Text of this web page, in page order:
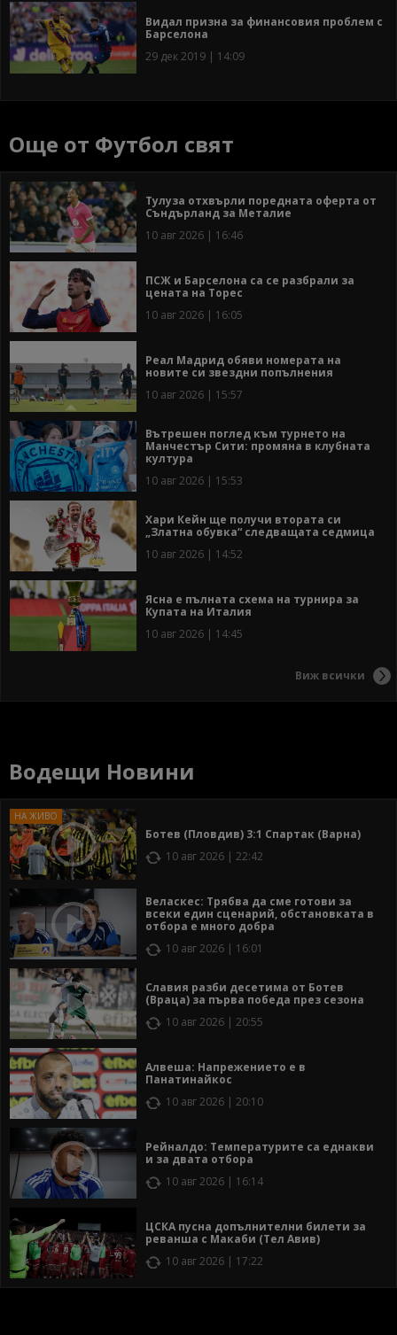
Видал призна за финансовия проблем с
Барселона
29 дек 2019 | 14:09
Още от Футбол свят
Тулуза отхвърли поредната оферта от
Съндърланд за Металие
10 авг 2026 | 16:46
ПСЖ и Барселона са се разбрали за
цената на Торес
10 авг 2026 | 16:05
Реал Мадрид обяви номерата на
новите си звездни попълнения
10 авг 2026 | 15:57
Вътрешен поглед към турнето на
Манчестър Сити: промяна в клубната
култура
10 авг 2026 | 15:53
Хари Кейн ще получи втората си
„Златна обувка“ следващата седмица
10 авг 2026 | 14:52
Ясна е пълната схема на турнира за
Купата на Италия
10 авг 2026 | 14:45
Виж всички
Водещи Новини
Ботев (Пловдив) 3:1 Спартак (Варна)
10 авг 2026 | 22:42
Веласкес: Трябва да сме готови за
всеки един сценарий, обстановката в
отбора е много добра
10 авг 2026 | 16:01
Славия разби десетима от Ботев
(Враца) за първа победа през сезона
10 авг 2026 | 20:55
Алвеша: Напрежението е в
Панатинайкос
10 авг 2026 | 20:10
Рейналдо: Температурите са еднакви
и за двата отбора
10 авг 2026 | 16:14
ЦСКА пусна допълнителни билети за
реванша с Макаби (Тел Авив)
10 авг 2026 | 17:22